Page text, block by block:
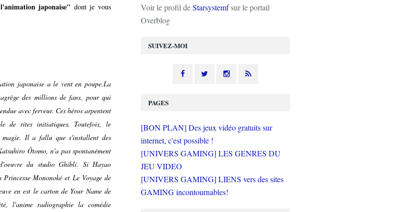
japonaise" dont je vous
japonaise a le vent en poupe.La
des millions de fans, pour qui
avec ferveur. Ces héros arpentent
de rites initiatiques. Toutefois, le
Il a fallu que s'installent des
Ôtomo, n'a pas spontanément
du studio Ghibli. Si Hayao
Mononoké et Le Voyage de
en est le carton de Your Name de
l'anime radiographie la comédie
SUIVEZ-MOI
Voir le profil deStarsystemfsur le portail
Overblog
PAGES
[BON PLAN] Des jeux vidéo gratuits sur
internet, c'est possible !
[UNIVERS GAMING] LES GENRES DU
JEU VIDEO
[UNIVERS GAMING] LIENS vers des sites
GAMING incontournables!